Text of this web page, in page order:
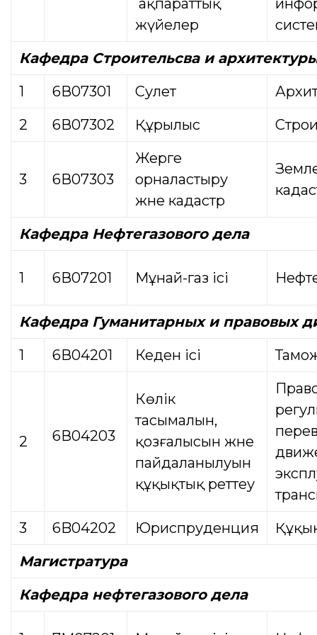
жүйелер
Кафедра Строительсва и
1
6В07301 Сәулет
2
6В07302 Құрылыс
3 6В07303
Жерге
орналастыру
және кадастр
Кафедра Нефтегазового дела
1 6В07201 Мұнай-газ ісі
Кафедра Гуманитарных и правовых
1
6В04201 Кеден ісі
2 6В04203
Көлік
тасымалын,
қозғалысын және
пайдаланылуын
құқықтық реттеу
3
6B04202 Юриспруденция
Магистратура
Кафедра нефтегазового дела